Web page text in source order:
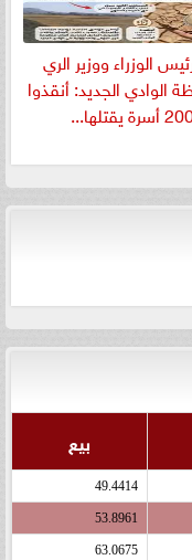
الوزراء ووزير الري
الوادي الجديد: أنقذوا
يقتلها...
بيع
49.4414
53.8961
63.0675